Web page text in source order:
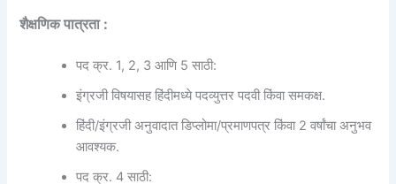
शैक्षणिक पात्रता :
पद क्र. 1, 2, 3 आणि 5 साठी:
इंग्रजी विषयासह हिंदीमध्ये पदव्युत्तर पदवी किंवा समकक्ष.
हिंदी/इंग्रजी अनुवादात डिप्लोमा/प्रमाणपत्र किंवा 2 वर्षांचा अनुभव
आवश्यक.
पद क्र. 4 साठी: